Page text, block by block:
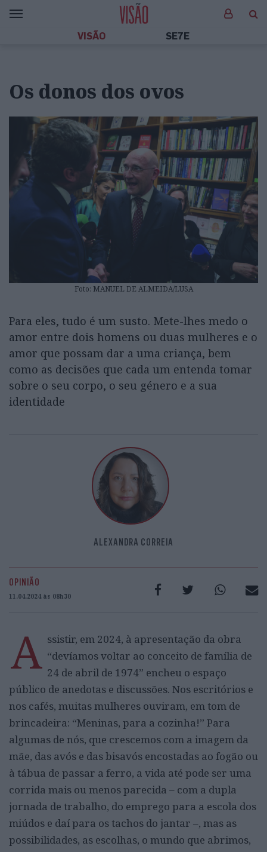
VISÃO SE7E
Os donos dos ovos
Foto: MANUEL DE ALMEIDA/LUSA
Para eles, tudo é um susto. Mete-lhes medo o
amor entre dois homens ou duas mulheres e o
amor que possam dar a uma criança, bem
como as decisões que cada um entenda tomar
sobre o seu corpo, o seu género e a sua
identidade
ALEXANDRA CORREIA
OPINIÃO
11.04.2024 às 08h30
A ssistir, em 2024, à apresentação da obra
“devíamos voltar ao conceito de família de
24 de abril de 1974” encheu o espaço
público de anedotas e discussões. Nos escritórios e
nos cafés, muitas mulheres ouviram, em tom de
brincadeira: “Meninas, para a cozinha!” Para
algumas de nós, que crescemos com a imagem da
mãe, das avós e das bisavós encostadas ao fogão ou
à tábua de passar a ferro, a vida até pode ser uma
corrida mais ou menos parecida – com a dupla
jornada de trabalho, do emprego para a escola dos
miúdos e daí para os tachos do jantar –, mas as
possibilidades, as escolhas, o mundo que abrimos,